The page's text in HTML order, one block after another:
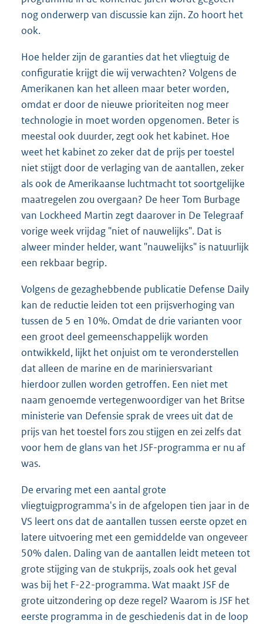
nog onderwerp van discussie kan zijn. Zo hoort het
ook.
Hoe helder zijn de garanties dat het vliegtuig de
configuratie krijgt die wij verwachten? Volgens de
Amerikanen kan het alleen maar beter worden,
omdat er door de nieuwe prioriteiten nog meer
technologie in moet worden opgenomen. Beter is
meestal ook duurder, zegt ook het kabinet. Hoe
weet het kabinet zo zeker dat de prijs per toestel
niet stijgt door de verlaging van de aantallen, zeker
als ook de Amerikaanse luchtmacht tot soortgelijke
maatregelen zou overgaan? De heer Tom Burbage
van Lockheed Martin zegt daarover in De Telegraaf
vorige week vrijdag "niet of nauwelijks". Dat is
alweer minder helder, want "nauwelijks" is natuurlijk
een rekbaar begrip.
Volgens de gezaghebbende publicatie Defense Daily
kan de reductie leiden tot een prijsverhoging van
tussen de 5 en 10%. Omdat de drie varianten voor
een groot deel gemeenschappelijk worden
ontwikkeld, lijkt het onjuist om te veronderstellen
dat alleen de marine en de mariniersvariant
hierdoor zullen worden getroffen. Een niet met
naam genoemde vertegenwoordiger van het Britse
ministerie van Defensie sprak de vrees uit dat de
prijs van het toestel fors zou stijgen en zei zelfs dat
voor hem de glans van het JSF-programma er nu af
was.
De ervaring met een aantal grote
vliegtuigprogramma's in de afgelopen tien jaar in de
VS leert ons dat de aantallen tussen eerste opzet en
latere uitvoering met een gemiddelde van ongeveer
50% dalen. Daling van de aantallen leidt meteen tot
grote stijging van de stukprijs, zoals ook het geval
was bij het F-22-programma. Wat maakt JSF de
grote uitzondering op deze regel? Waarom is JSF het
eerste programma in de geschiedenis dat in de loop